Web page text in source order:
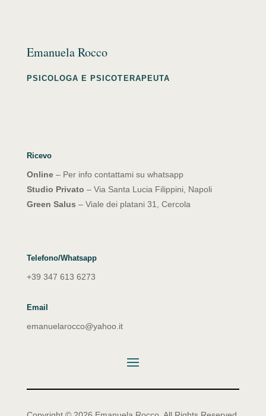
Emanuela Rocco
PSICOLOGA E PSICOTERAPEUTA
Ricevo
Online– Per info contattami su whatsapp
Studio Privato – Via Santa Lucia Filippini, Napoli
Green Salus – Viale dei platani 31, Cercola
Telefono/Whatsapp
+39 347 613 6273
Email
emanuelarocco@yahoo.it